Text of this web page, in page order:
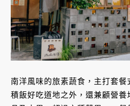
南洋風味的旅素蔬食，主打套餐
積飯好吃道地之外，還兼顧營養